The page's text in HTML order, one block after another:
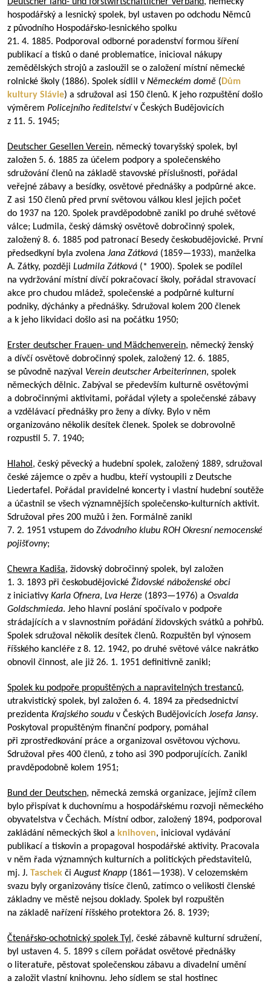
hospodářský a lesnický spolek, byl ustaven po odchodu Němců
z původního Hospodářsko-lesnického spolku
21. 4. 1885. Podporoval odborné poradenství formou šíření
publikací a tisků o dané problematice, inicioval nákupy
zemědělských strojů a zasloužil se o založení místní německé
rolnické školy (1886). Spolek sídlil v Německém domě ( Dům
kultury Slávie) a sdružoval asi 150 členů. K jeho rozpuštění došlo
výměrem Policejního ředitelstvív Českých Budějovicích
z 11. 5. 1945;
Deutscher Gesellen Verein, německý tovaryšský spolek, byl
založen 5. 6. 1885 za účelem podpory a společenského
sdružování členů na základě stavovské příslušnosti, pořádal
veřejné zábavy a besídky, osvětové přednášky a podpůrné akce.
Z asi 150 členů před první světovou válkou klesl jejich počet
do 1937 na 120. Spolek pravděpodobně zanikl po druhé světové
válce; Ludmila, český dámský osvětově dobročinný spolek,
založený 8. 6. 1885 pod patronací Besedy českobudějovické. První
předsedkyní byla zvolena Jana Zátková (1859—1933), manželka
A. Zátky, později Ludmila Zátková (* 1900). Spolek se podílel
na vydržování místní dívčí pokračovací školy, pořádal stravovací
akce pro chudou mládež, společenské a podpůrné kulturní
podniky, dýchánky a přednášky. Sdružoval kolem 200 členek
a k jeho likvidaci došlo asi na počátku 1950;
Erster deutscher Frauen- und Mädchenverein, německý ženský
a dívčí osvětově dobročinný spolek, založený 12. 6. 1885,
se původně nazýval Verein deutscher Arbeiterinnen, spolek
německých dělnic. Zabýval se především kulturně osvětovými
a dobročinnými aktivitami, pořádal výlety a společenské zábavy
a vzdělávací přednášky pro ženy a dívky. Bylo v něm
organizováno několik desítek členek. Spolek se dobrovolně
rozpustil 5. 7. 1940;
Hlahol , český pěvecký a hudební spolek, založený 1889, sdružoval
české zájemce o zpěv a hudbu, kteří vystoupili z Deutsche
Liedertafel. Pořádal pravidelné koncerty i vlastní hudební soutěže
a účastnil se všech významnějších společensko-kulturních aktivit.
Sdružoval přes 200 mužů i žen. Formálně zanikl
7. 2. 1951 vstupem do Závodního klubu ROH Okresní nemocenské
pojišťovny;
Chewra Kadiša, židovský dobročinný spolek, byl založen
1. 3. 1893 při českobudějovické Židovské náboženské obci
z iniciativy Karla Ofnera, Lva Herze (1893—1976) a Osvalda
Goldschmieda. Jeho hlavní poslání spočívalo v podpoře
strádajících a v slavnostním pořádání židovských svátků a pohřbů.
Spolek sdružoval několik desítek členů. Rozpuštěn byl výnosem
říšského kancléře z 8. 12. 1942, po druhé světové válce nakrátko
obnovil činnost, ale již 26. 1. 1951 definitivně zanikl;
Spolek ku podpoře propuštěných a napravitelných trestanců,
utrakvistický spolek, byl založen 6. 4. 1894 za předsednictví
prezidenta Krajského soudu v Českých Budějovicích Josefa Jansy.
Poskytoval propuštěným finanční podpory, pomáhal
při zprostředkování práce a organizoval osvětovou výchovu.
Sdružoval přes 400 členů, z toho asi 390 podporujících. Zanikl
pravděpodobně kolem 1951;
Bund der Deutschen, německá zemská organizace, jejímž cílem
bylo přispívat k duchovnímu a hospodářskému rozvoji německého
obyvatelstva v Čechách. Místní odbor, založený 1894, podporoval
zakládání německých škol a knihoven, inicioval vydávání
publikací a tiskovin a propagoval hospodářské aktivity. Pracovala
v něm řada významných kulturních a politických představitelů,
mj. J. Taschek čiAugust Knapp (1861—1938). V celozemském
svazu byly organizovány tisíce členů, zatímco o velikosti členské
základny ve městě nejsou doklady. Spolek byl rozpuštěn
na základě nařízení říšského protektora 26. 8. 1939;
Čtenářsko-ochotnický spolek Tyl , české zábavně kulturní sdružení,
byl ustaven 4. 5. 1899 s cílem pořádat osvětové přednášky
o literatuře, pěstovat společenskou zábavu a divadelní umění
a založit vlastní knihovnu. Jeho sídlem se stal hostinec